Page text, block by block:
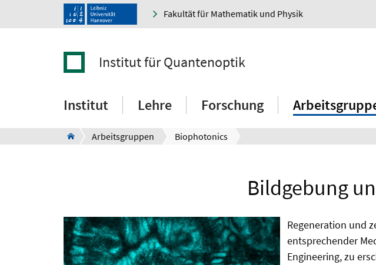
Fakultät für Mathematik und Physik
Institut für Quantenoptik
Institut Lehre Forschung
Arbeitsgruppen Biophotonics
Bildgebung
Regeneration und
entsprechender
Engineering, zu